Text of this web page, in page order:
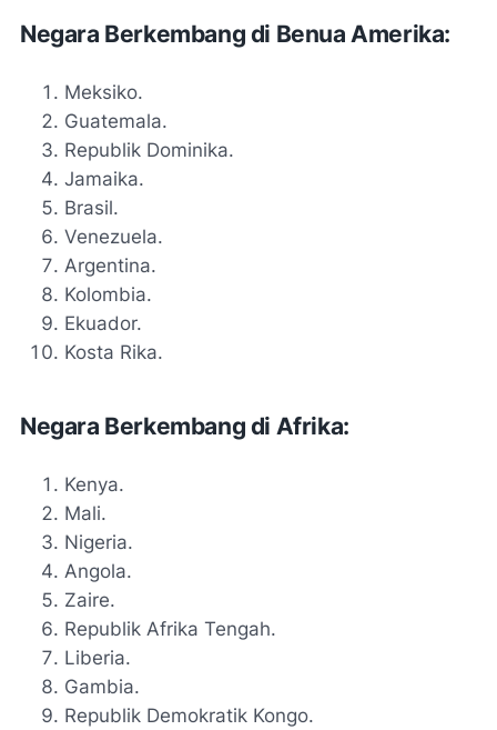
Negara Berkembang di Benua Amerika:
Meksiko.
Guatemala.
Republik Dominika.
Jamaika.
Brasil.
Venezuela.
Argentina.
Kolombia.
Ekuador.
Kosta Rika.
Negara Berkembang di Afrika:
Kenya.
Mali.
Nigeria.
Angola.
Zaire.
Republik Afrika Tengah.
Liberia.
Gambia.
Republik Demokratik Kongo.